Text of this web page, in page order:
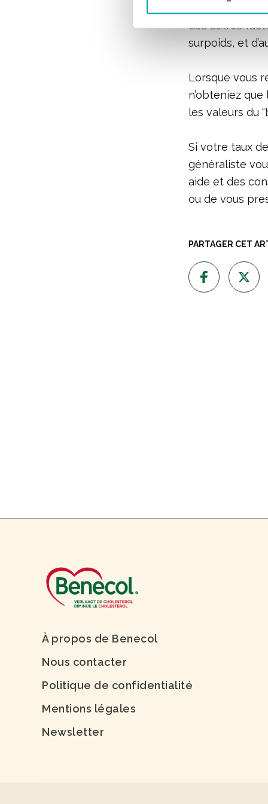
des autres
surpoids, et
Lorsque vous
n’obteniez
les valeurs du
Si votre taux
généraliste
aide et des
ou de vous
PARTAGER CET
À propos de Benecol
Nous contacter
Politique de confidentialité
Mentions légales
Newsletter